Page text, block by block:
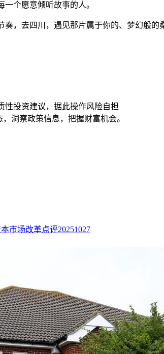
个愿意倾听故事的人。
，去四川，遇见那片属于你的、梦幻般的
性投资建议，据此操作风险自担
洞察政策信息，把握财富机会。
市场改革点评20251027